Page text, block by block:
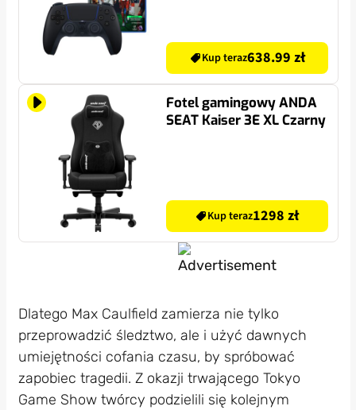
Kup teraz638.99 zł
Fotel gamingowy ANDA
SEAT Kaiser 3E XL Czarny
Kup teraz1298 zł
Dlatego Max Caulfield zamierza nie tylko
przeprowadzić śledztwo, ale i użyć dawnych
umiejętności cofania czasu, by spróbować
zapobiec tragedii. Z okazji trwającego Tokyo
Game Show twórcy podzielili się kolejnym